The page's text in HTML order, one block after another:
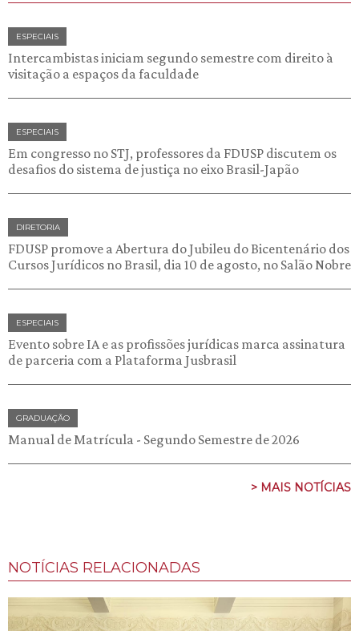
ESPECIAIS
Intercambistas iniciam segundo semestre com direito à
visitação a espaços da faculdade
ESPECIAIS
Em congresso no STJ, professores da FDUSP discutem os
desafios do sistema de justiça no eixo Brasil-Japão
DIRETORIA
FDUSP promove a Abertura do Jubileu do Bicentenário dos
Cursos Jurídicos no Brasil, dia 10 de agosto, no Salão Nobre
ESPECIAIS
Evento sobre IA e as profissões jurídicas marca assinatura
de parceria com a Plataforma Jusbrasil
GRADUAÇÃO
Manual de Matrícula - Segundo Semestre de 2026
> MAIS NOTÍCIAS
NOTÍCIAS RELACIONADAS